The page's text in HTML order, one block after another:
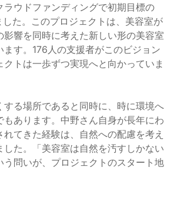
ラウドファンディングで初期目標の
た。このプロジェクトは、美容室が
影響を同時に考えた新しい形の美容室
す。176人の支援者がこのビジョン
トは一歩ずつ実現へと向かっていま
する場所であると同時に、時に環境へ
もあります。中野さん自身が長年にわ
てきた経験は、自然への配慮を考え
した。「美容室は自然を汚すしかない
う問いが、プロジェクトのスタート地